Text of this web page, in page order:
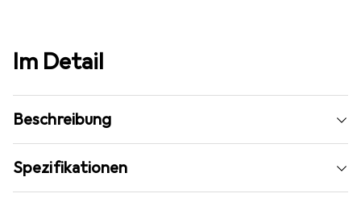
Im Detail
Beschreibung
Spezifikationen